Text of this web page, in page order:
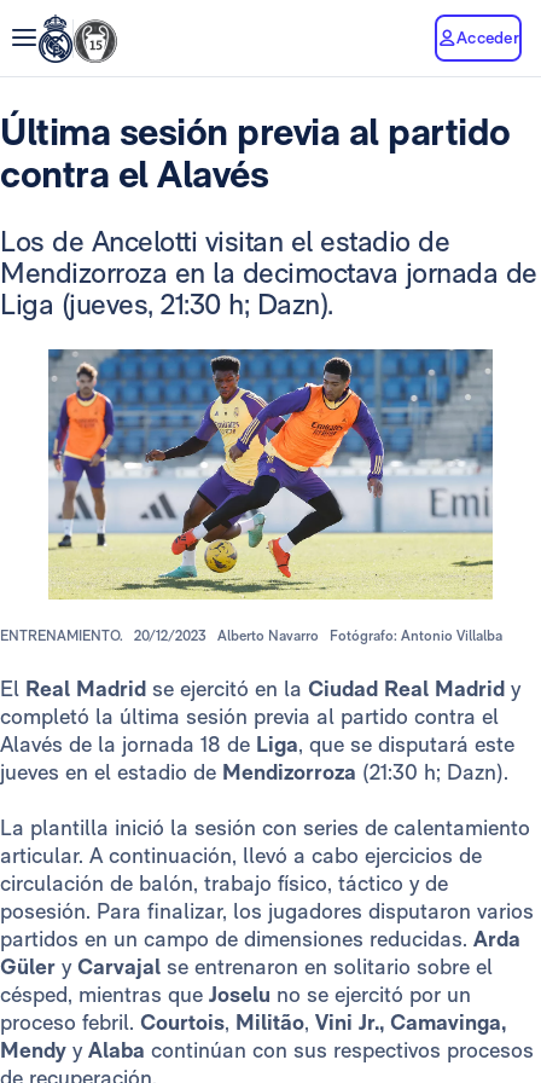
Acceder
Última sesión previa al partido
contra el Alavés
Los de Ancelotti visitan el estadio de
Mendizorroza en la decimoctava jornada de
Liga (jueves, 21:30 h; Dazn).
ENTRENAMIENTO. 20/12/2023 Alberto Navarro Fotógrafo: Antonio Villalba
El Real Madrid se ejercitó en la Ciudad Real Madrid y
completó la última sesión previa al partido contra el
Alavés de la jornada 18 de Liga, que se disputará este
jueves en el estadio de Mendizorroza (21:30 h; Dazn).
La plantilla inició la sesión con series de calentamiento
articular. A continuación, llevó a cabo ejercicios de
circulación de balón, trabajo físico, táctico y de
posesión. Para finalizar, los jugadores disputaron varios
partidos en un campo de dimensiones reducidas. Arda
Güler yCarvajal se entrenaron en solitario sobre el
césped, mientras que Joselu no se ejercitó por un
proceso febril. Courtois, Militão, Vini Jr., Camavinga,
Mendy yAlaba continúan con sus respectivos procesos
de recuperación.